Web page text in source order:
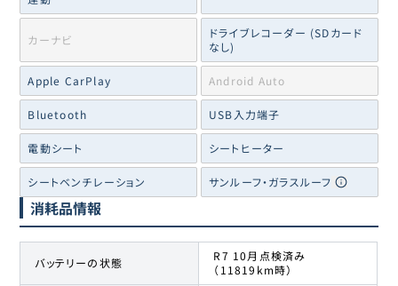
カーナビ
ドライブレコーダー (SDカード
なし)
Apple CarPlay Android Auto
Bluetooth USB入力端子
電動シート シートヒーター
シートベンチレーション サンルーフ・ガラスルーフ
消耗品情報
バッテリーの状態
R7 10月点検済み
（11819km時）